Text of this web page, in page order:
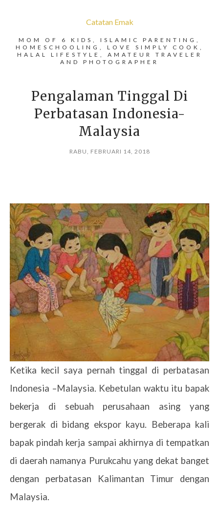
Catatan Emak
MOM OF 6 KIDS, ISLAMIC PARENTING,
HOMESCHOOLING, LOVE SIMPLY COOK,
HALAL LIFESTYLE, AMATEUR TRAVELER
AND PHOTOGRAPHER
Pengalaman Tinggal Di
Perbatasan Indonesia-
Malaysia
RABU, FEBRUARI 14, 2018
Ketika kecil saya pernah tinggal di perbatasan
Indonesia –Malaysia. Kebetulan waktu itu bapak
bekerja di sebuah perusahaan asing yang
bergerak di bidang ekspor kayu. Beberapa kali
bapak pindah kerja sampai akhirnya di tempatkan
di daerah namanya Purukcahu yang dekat banget
dengan perbatasan Kalimantan Timur dengan
Malaysia.